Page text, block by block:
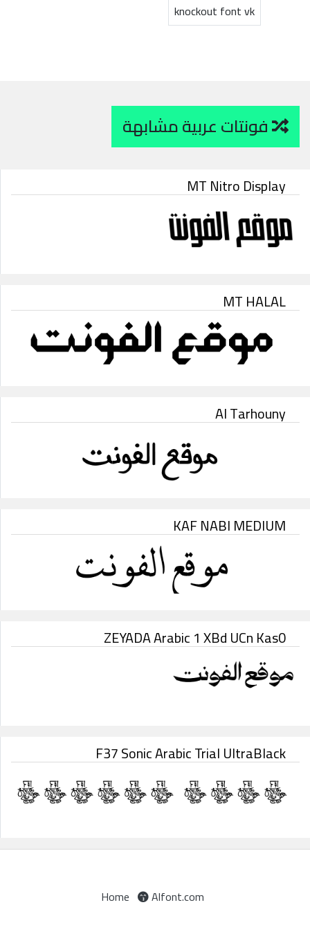
knockout font vk
MT Nitro Display
MT HALAL
Al Tarhouny
KAF NABI MEDIUM
ZEYADA Arabic 1 XBd UCn Kas0
F37 Sonic Arabic Trial UltraBlack
Home Alfont.com